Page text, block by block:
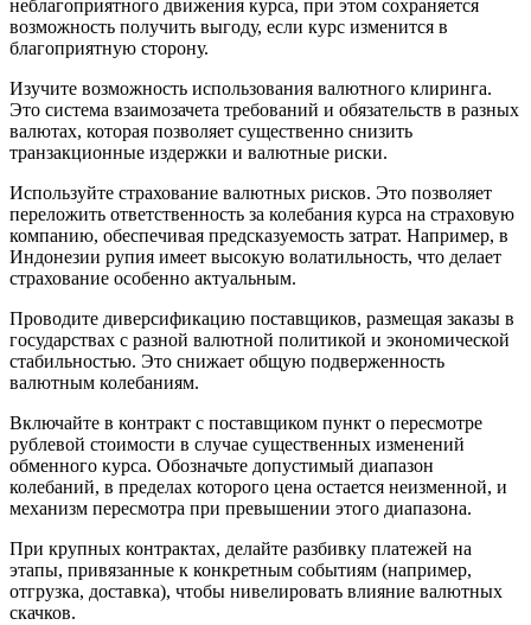
неблагоприятного движения курса, при этом сохраняется
возможность получить выгоду, если курс изменится в
благоприятную сторону.
Изучите возможность использования валютного клиринга.
Это система взаимозачета требований и обязательств в разных
валютах, которая позволяет существенно снизить
транзакционные издержки и валютные риски.
Используйте страхование валютных рисков. Это позволяет
переложить ответственность за колебания курса на страховую
компанию, обеспечивая предсказуемость затрат. Например, в
Индонезии рупия имеет высокую волатильность, что делает
страхование особенно актуальным.
Проводите диверсификацию поставщиков, размещая заказы в
государствах с разной валютной политикой и экономической
стабильностью. Это снижает общую подверженность
валютным колебаниям.
Включайте в контракт с поставщиком пункт о пересмотре
рублевой стоимости в случае существенных изменений
обменного курса. Обозначьте допустимый диапазон
колебаний, в пределах которого цена остается неизменной, и
механизм пересмотра при превышении этого диапазона.
При крупных контрактах, делайте разбивку платежей на
этапы, привязанные к конкретным событиям (например,
отгрузка, доставка), чтобы нивелировать влияние валютных
скачков.